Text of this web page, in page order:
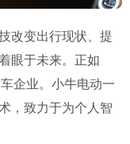
改变出行现状、提
眼于未来。正如
企业。小牛电动一
，致力于为个人智